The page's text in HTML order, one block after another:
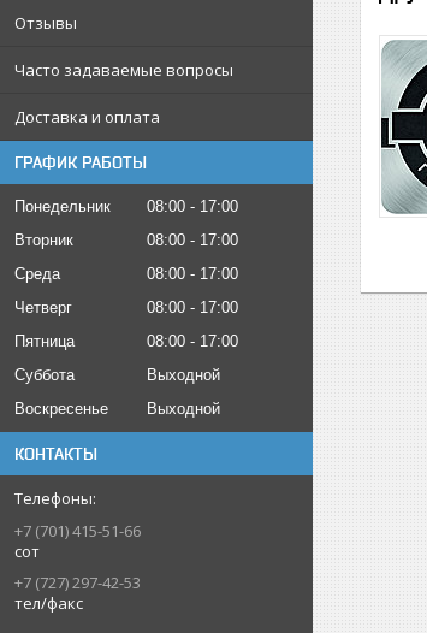
Отзывы
Часто задаваемые вопросы
Доставка и оплата
ГРАФИК РАБОТЫ
Понедельник 08:00
17:00
Вторник
08:00
17:00
Среда
08:00
17:00
Четверг
08:00
17:00
Пятница
08:00
17:00
Суббота
Выходной
Воскресенье
Выходной
КОНТАКТЫ
+7 (701) 415-51-66
сот
+7 (727) 297-42-53
тел/факс